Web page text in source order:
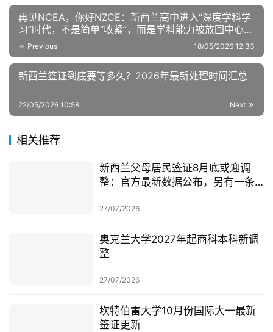
再见NCEA，你好NZCE：新西兰高中进入“深度学科学
习”时代，不是简单“收紧”，而是学科能力被放回中心，
学术标准重新校准，大家怎么看？
Previous 18/05/2026 12:33
新西兰签证到底要等多久？2026年最新处理时间汇总
Next
22/05/2026 10:58
相关推荐
新西兰父母居民签证8月底或迎调
整：官方最新数据公布，另有一条
27/07/2026
奥克兰大学2027年起商科本科新调
整
27/07/2026
坎特伯雷大学10月份国际大一最新
签证更新